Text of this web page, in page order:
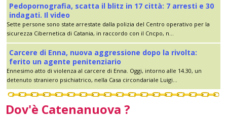
Pedopornografia, scatta il blitz in 17 città: 7 arresti e 30
indagati. Il video
Sette persone sono state arrestate dalla polizia del Centro operativo per la
sicurezza Cibernetica di Catania, in raccordo con il Cncpo, n...
Carcere di Enna, nuova aggressione dopo la rivolta:
ferito un agente penitenziario
Ennesimo atto di violenza al carcere di Enna. Oggi, intorno alle 14.30, un
detenuto straniero psichiatrico, nella Casa circondariale Luigi...
Dov'è Catenanuova ?